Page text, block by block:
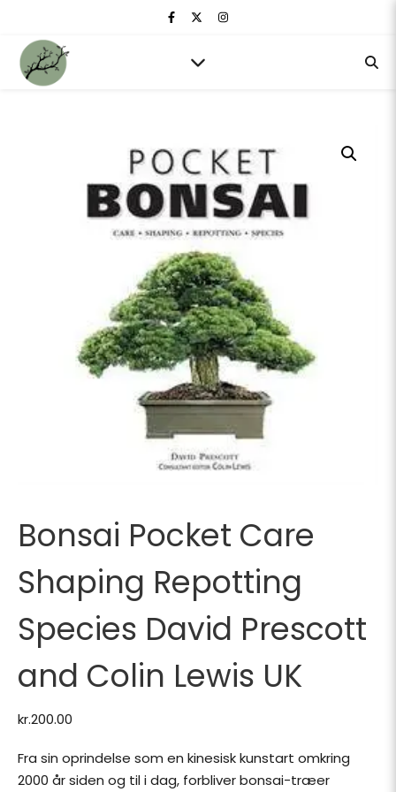
Bonsai Pocket Care
Shaping Repotting
Species David Prescott
and Colin Lewis UK
kr.200.00
Fra sin oprindelse som en kinesisk kunstart omkring
2000 år siden og til i dag, forbliver bonsai-træer